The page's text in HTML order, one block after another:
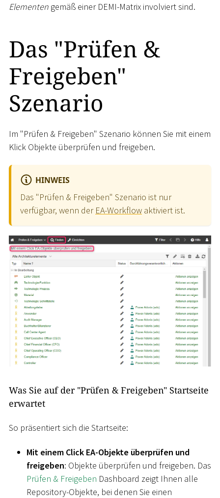
Elementen gemäß einer DEMI-Matrix involviert sind.
Das "Prüfen &
Freigeben"
Szenario
Im "Prüfen & Freigeben" Szenario können Sie mit einem
Klick Objekte überprüfen und freigeben.
HINWEIS
Das "Prüfen & Freigeben" Szenario ist nur
verfügbar, wenn der EA-Workflow aktiviert ist.
Was Sie auf der "Prüfen & Freigeben" Startseite
erwartet
So präsentiert sich die Startseite:
Mit einem Click EA-Objekte überprüfen und
freigeben: Objekte überprüfen und freigeben. Das
Prüfen & Freigeben Dashboard zeigt Ihnen alle
Repository-Objekte, bei denen Sie einen